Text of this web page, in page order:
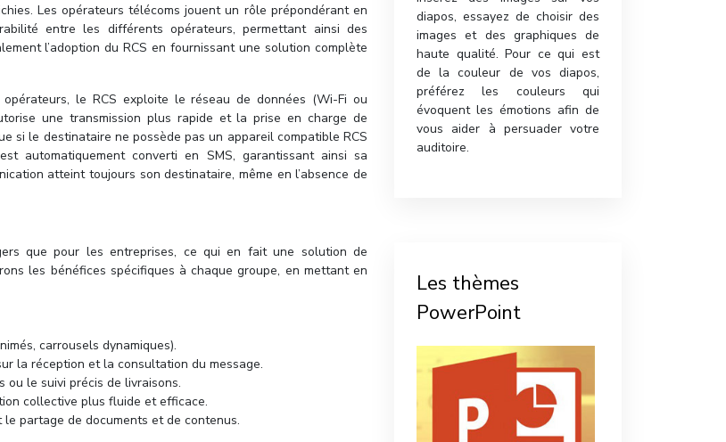
Les opérateurs télécoms jouent un rôle prépondérant en
entre les différents opérateurs, permettant ainsi des
l’adoption du RCS en fournissant une solution complète
le RCS exploite le réseau de données (Wi-Fi ou
une transmission plus rapide et la prise en charge de
si le destinataire ne possède pas un appareil compatible RCS
automatiquement converti en SMS, garantissant ainsi sa
atteint toujours son destinataire, même en l’absence de
que pour les entreprises, ce qui en fait une solution de
les bénéfices spécifiques à chaque groupe, en mettant en
carrousels dynamiques).
la réception et la consultation du message.
le suivi précis de livraisons.
collective plus fluide et efficace.
partage de documents et de contenus.
diapos, essayez de choisir des
images et des graphiques de
haute qualité. Pour ce qui est
de la couleur de vos diapos,
préférez les couleurs qui
évoquent les émotions afin de
vous aider à persuader votre
auditoire.
Les thèmes
PowerPoint